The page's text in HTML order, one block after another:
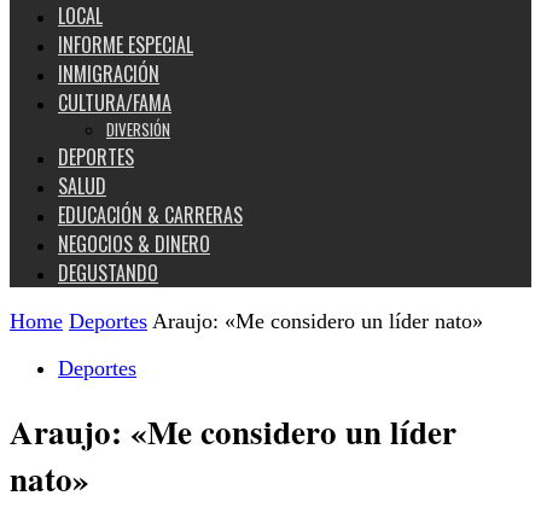
LOCAL
INFORME ESPECIAL
INMIGRACIÓN
CULTURA/FAMA
DIVERSIÓN
DEPORTES
SALUD
EDUCACIÓN & CARRERAS
NEGOCIOS & DINERO
DEGUSTANDO
Home Deportes Araujo: «Me considero un líder nato»
Deportes
Araujo: «Me considero un líder
nato»